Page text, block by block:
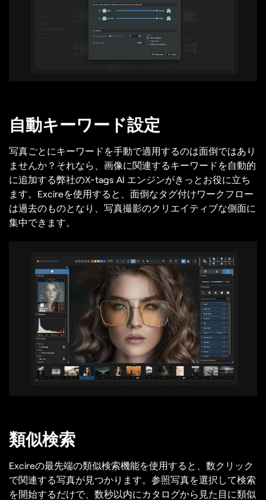
自動キーワード設定
写真ごとにキーワードを手動で適用するのは面倒ではあり
ませんか？それなら、画像に関連するキーワードを自動的
に追加する弊社のX-tags AI エンジンがきっとお役に立ち
ます。Excireを使用すると、面倒なタグ付けワークフロー
は過去のものとなり、写真撮影のクリエイティブな側面に
集中できます。
類似検索
Excireの最先端の類似検索機能を使用すると、数クリック
で関連する写真が見つかります。参照写真を選択して検索
を開始するだけで、数秒以内にカタログから見た目に類似